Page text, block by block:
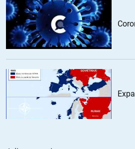
ALERTER
Sumbawa//12.08.2014 à 03h05
moment donné que BHL est fou à lier…
ALERTER
Kouglov//12.08.2014 à 09h42